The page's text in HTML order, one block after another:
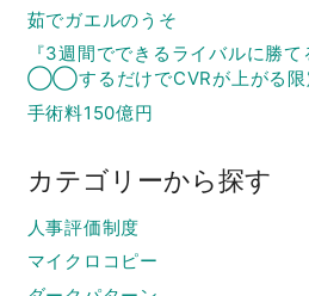
茹でガエルのうそ
『3週間でできるライバルに勝
◯◯するだけでCVRが上がる限
手術料150億円
カテゴリーから探す
人事評価制度
マイクロコピー